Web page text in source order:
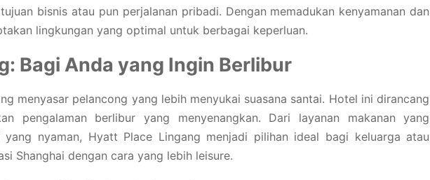
bisnis atau pun perjalanan pribadi. Dengan memadukan kenyamanan dan
lingkungan yang optimal untuk berbagai keperluan.
Bagi Anda yang Ingin Berlibur
menyasar pelancong yang lebih menyukai suasana santai. Hotel ini dirancang
pengalaman berlibur yang menyenangkan. Dari layanan makanan yang
nyaman, Hyatt Place Lingang menjadi pilihan ideal bagi keluarga atau
Shanghai dengan cara yang lebih leisure.